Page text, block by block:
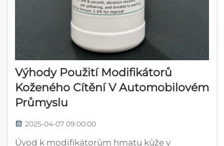
Výhody Použití Modifikátorů
Koženého Cítění V Automobilovém
Průmyslu
2025-04-07 09:00:00
Úvod k modifikátorům hmatu kůže v